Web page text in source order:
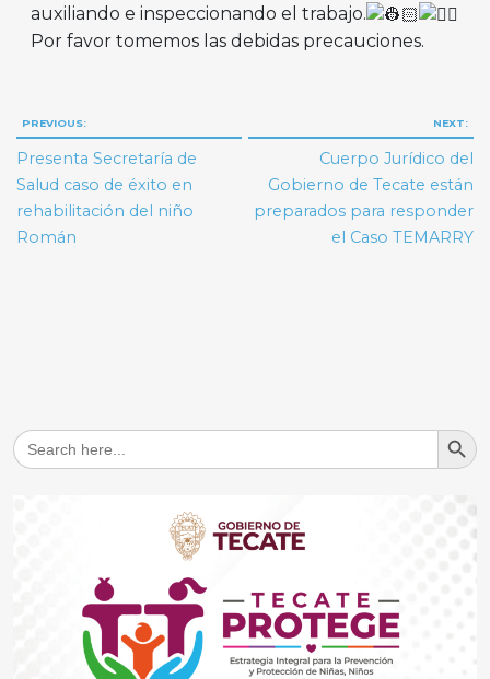
auxiliando e inspeccionando el trabajo.
Por favor tomemos las debidas precauciones.
Navegación
de
entradas
PREVIOUS:
Presenta Secretaría de
Salud caso de éxito en
rehabilitación del niño
Román
NEXT:
Cuerpo Jurídico del
Gobierno de Tecate están
preparados para responder
el Caso TEMARRY
Search
for:
Search